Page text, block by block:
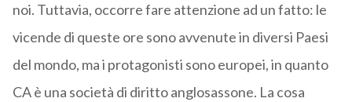
noi. Tuttavia, occorre fare attenzione ad un fatto: le
vicende di queste ore sono avvenute in diversi Paesi
del mondo, ma i protagonisti sono europei, in quanto
CA è una società di diritto anglosassone. La cosa